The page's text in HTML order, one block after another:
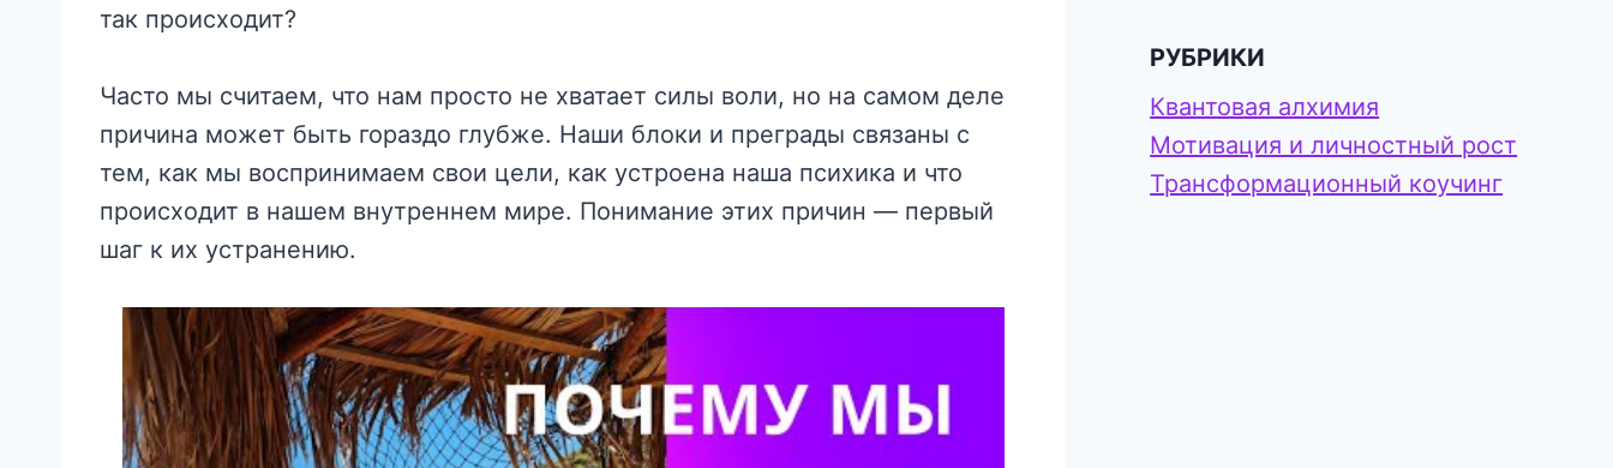
так происходит?
Часто мы считаем, что нам просто не хватает силы воли, но на самом деле
причина может быть гораздо глубже. Наши блоки и преграды связаны с
тем, как мы воспринимаем свои цели, как устроена наша психика и что
происходит в нашем внутреннем мире. Понимание этих причин — первый
шаг к их устранению.
РУБРИКИ
Квантовая алхимия
Мотивация и личностный рост
Трансформационный коучинг